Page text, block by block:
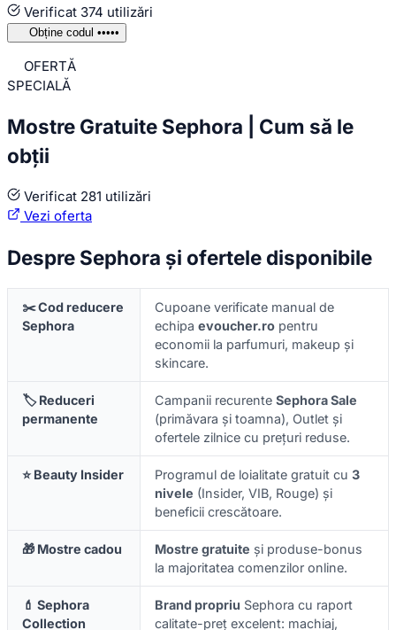
Verificat 374 utilizări
Obține codul •••••
OFERTĂ
SPECIALĂ
Mostre Gratuite Sephora | Cum să le
obții
Verificat 281 utilizări
Vezi oferta
Despre Sephora și ofertele disponibile
✂️ Cod reducere
Sephora
Cupoane verificate manual de
echipa evoucher.ro pentru
economii la parfumuri, makeup și
skincare.
🏷️ Reduceri
permanente
Campanii recurente Sephora Sale
(primăvara și toamna), Outlet și
ofertele zilnice cu prețuri reduse.
⭐ Beauty Insider Programul de loialitate gratuit cu 3
nivele (Insider, VIB, Rouge) și
beneficii crescătoare.
🎁 Mostre cadou Mostre gratuite și produse-bonus
la majoritatea comenzilor online.
💄 Sephora
Collection
Brand propriu Sephora cu raport
calitate-preț excelent: machiaj,